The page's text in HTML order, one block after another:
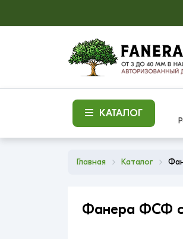
КАТАЛОГ
Главная Каталог
Фанера ФСФ